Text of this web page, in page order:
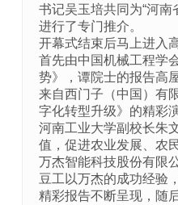
书记吴玉培共同为“河
进行了专门推介。
开幕式结束后马上进
首先由中国机械工程学
势》，谭院士的报告高
来自西门子（中国）有
字化转型升级》的精彩
河南工业大学副校长朱
值，促进农业发展、农
万杰智能科技股份有限
豆工以万杰的成功经验
精彩报告不断呈现，随